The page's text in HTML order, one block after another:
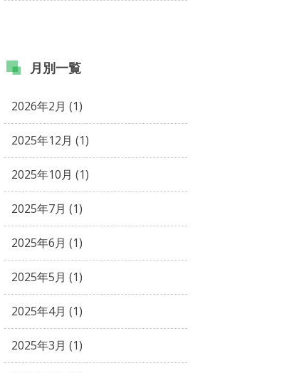
月別 一覧
2026年2月 (1)
2025年12月 (1)
2025年10月 (1)
2025年7月 (1)
2025年6月 (1)
2025年5月 (1)
2025年4月 (1)
2025年3月 (1)